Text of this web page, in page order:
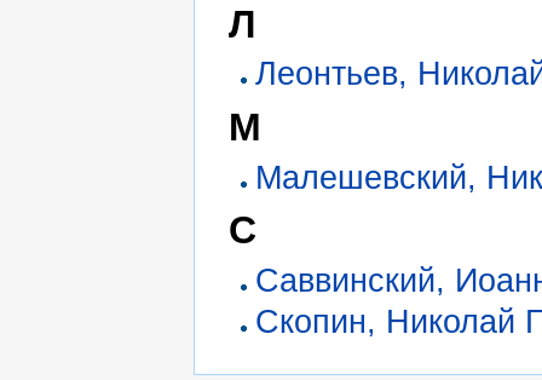
Л
Леонтьев,
М
Малешевский,
С
Саввинский,
Скопин, Николай